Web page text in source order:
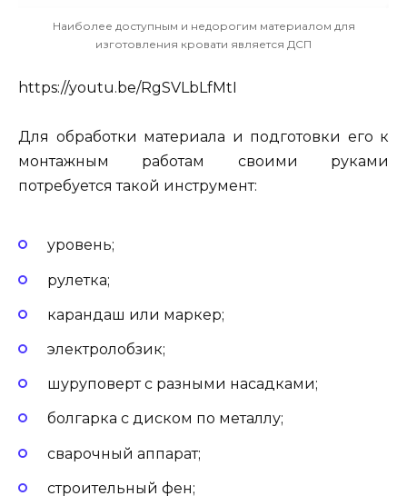
Наиболее доступным и недорогим материалом для
изготовления кровати является ДСП
https://youtu.be/RgSVLbLfMtI
Для обработки материала и подготовки его к
монтажным работам своими руками
потребуется такой инструмент:
уровень;
рулетка;
карандаш или маркер;
электролобзик;
шуруповерт с разными насадками;
болгарка с диском по металлу;
сварочный аппарат;
строительный фен;